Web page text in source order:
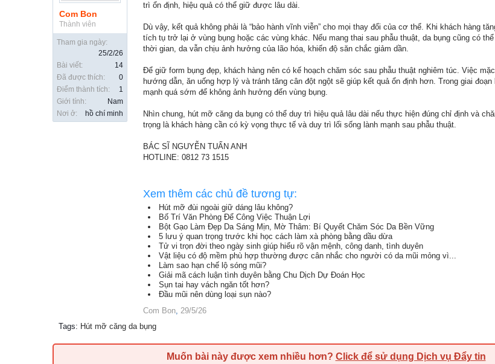
Com Bon
Thành viên
Tham gia ngày:
25/2/26
Bài viết:
14
Đã được thích:
0
Điểm thành tích:
1
Giới tính:
Nam
Nơi ở:
hồ chí minh
trì ổn định, hiệu quả có thể giữ được lâu dài.
Dù vậy, kết quả không phải là “bảo hành vĩnh viễn” cho mọi thay đổi của cơ thể. Khi khách hàng
tích tụ trở lại ở vùng bụng hoặc các vùng khác. Nếu mang thai sau phẫu thuật, da bụng cũng có
thời gian, da vẫn chịu ảnh hưởng của lão hóa, khiến độ săn chắc giảm dần.
Để giữ form bụng đẹp, khách hàng nên có kế hoạch chăm sóc sau phẫu thuật nghiêm túc. Việc
hướng dẫn, ăn uống hợp lý và tránh tăng cân đột ngột sẽ giúp kết quả ổn định hơn. Trong giai
mạnh quá sớm để không ảnh hưởng đến vùng bụng.
Nhìn chung, hút mỡ căng da bụng có thể duy trì hiệu quả lâu dài nếu thực hiện đúng chỉ định và
trọng là khách hàng cần có kỳ vọng thực tế và duy trì lối sống lành mạnh sau phẫu thuật.
BÁC SĨ NGUYỄN TUẤN ANH
HOTLINE: 0812 73 1515
Xem thêm các chủ đề tương tự:
Hút mỡ đùi ngoài giữ dáng lâu không?
Bố Trí Văn Phòng Để Công Việc Thuận Lợi
Bột Gạo Làm Đẹp Da Sáng Mịn, Mờ Thâm: Bí Quyết Chăm Sóc Da Bền Vững
5 lưu ý quan trọng trước khi học cách làm xà phòng bằng dầu dừa
Tử vi trọn đời theo ngày sinh giúp hiểu rõ vận mệnh, công danh, tình duyên
Vật liệu có độ mềm phù hợp thường được cân nhắc cho người có da mũi mỏng vì...
Làm sao hạn chế lộ sóng mũi?
Giải mã cách luận tình duyên bằng Chu Dịch Dự Đoán Học
Sụn tai hay vách ngăn tốt hơn?
Đầu mũi nên dùng loại sụn nào?
Com Bon, 29/5/26
Tags: Hút mỡ căng da bụng
Muốn bài này được xem nhiều hơn? Click để sử dụng Dịch vụ Đẩy tin